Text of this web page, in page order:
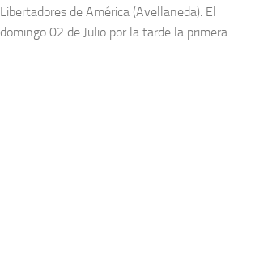
Libertadores de América (Avellaneda). El
domingo 02 de Julio por la tarde la primera...